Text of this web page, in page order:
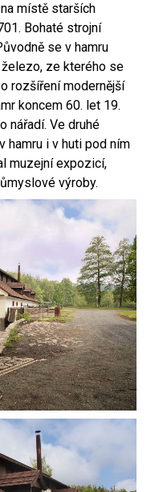
místě starších
Bohaté strojní
se v hamru
ze kterého se
rozšíření modernější
koncem 60. let 19.
nářadí. Ve druhé
hamru i v huti pod ním
muzejní expozicí,
výroby.